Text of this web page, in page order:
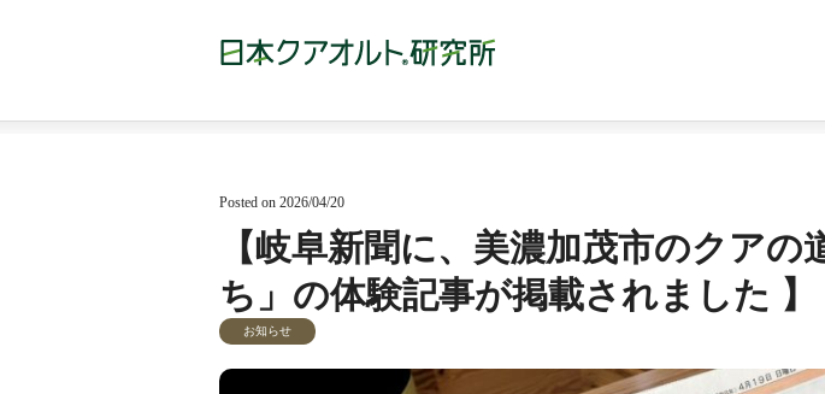
Posted on 2026/04/20
【岐阜新聞に、美濃加茂市のクアの
ち」の体験記事が掲載されました 】
お知らせ